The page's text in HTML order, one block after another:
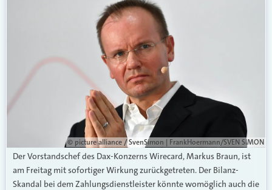
© picture alliance / SvenSimon | FrankHoermann/SVEN SIMON
Der Vorstandschef des Dax-Konzerns Wirecard, Markus Braun, ist
am Freitag mit sofortiger Wirkung zurückgetreten. Der Bilanz-
Skandal bei dem Zahlungsdienstleister könnte womöglich auch die